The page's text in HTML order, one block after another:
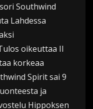
Southwind
Lahdessa
oikeuttaa II
korkeaa
Spirit sai 9
ja
Hippoksen